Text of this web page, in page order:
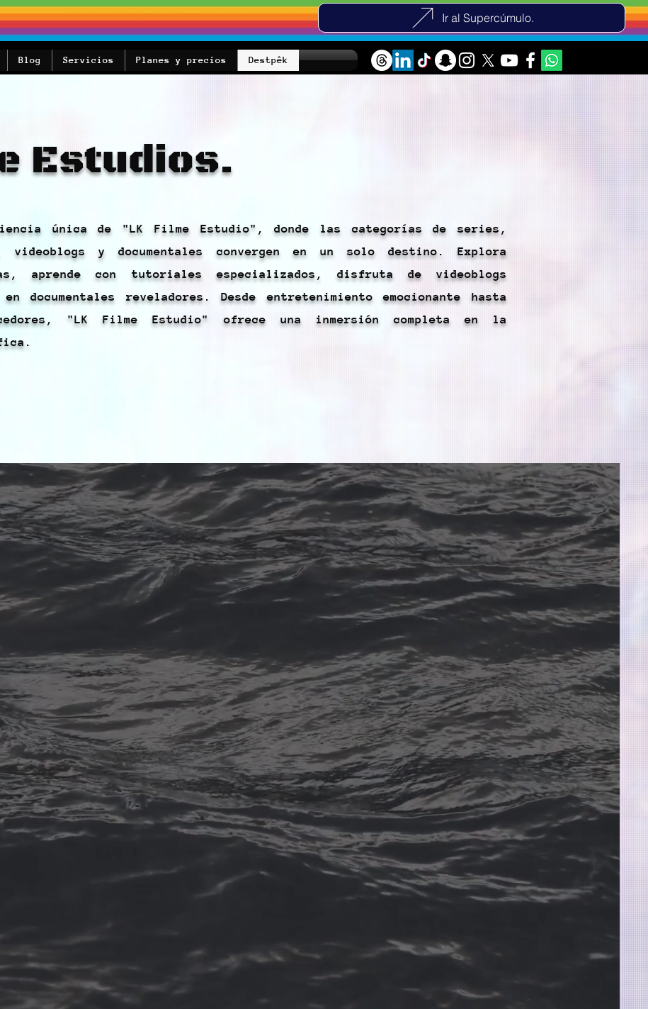
Ir al Supercúmulo.
Destpêk
Planes y precios
Servicios
Blog
Estudios.
única de "LK Filme Estudio", donde las categorías de series,
y documentales convergen en un solo destino. Explora
aprende con tutoriales especializados, disfruta de videoblogs
documentales reveladores. Desde entretenimiento emocionante hasta
"LK Filme Estudio" ofrece una inmersión completa en la